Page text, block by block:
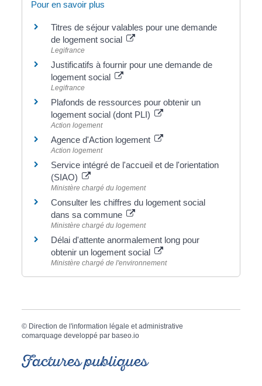
Pour en savoir plus
Titres de séjour valables pour une demande
de logement social
Legifrance
Justificatifs à fournir pour une demande de
logement social
Legifrance
Plafonds de ressources pour obtenir un
logement social (dont PLI)
Action logement
Agence d'Action logement
Action logement
Service intégré de l'accueil et de l'orientation
(SIAO)
Ministère chargé du logement
Consulter les chiffres du logement social
dans sa commune
Ministère chargé du logement
Délai d'attente anormalement long pour
obtenir un logement social
Ministère chargé de l'environnement
© Direction de l'information légale et administrative
comarquage developpé par baseo.io
Factures publiques